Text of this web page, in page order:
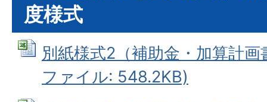
度様式
別紙様式2（補助金・加算計
ファイル: 548.2KB)